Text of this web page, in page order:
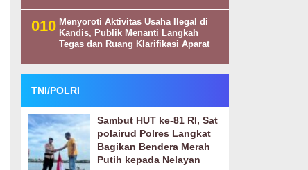
Menyoroti Aktivitas Usaha Ilegal di
Kandis, Publik Menanti Langkah
Tegas dan Ruang Klarifikasi Aparat
TNI/POLRI
Sambut HUT ke-81 RI, Sat
polairud Polres Langkat
Bagikan Bendera Merah
Putih kepada Nelayan